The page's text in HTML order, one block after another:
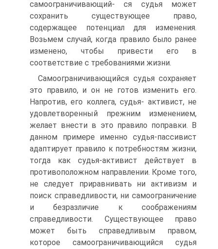
самоограничивающий- ся судья может
сохранить существующее право,
содержащее потенциал для изменения.
Возьмем случай, когда правило было ранее
изменено, чтобы привести его в
соответствие с требованиями жизни.
Самоограничивающийся судья сохраняет
это правило, и он не готов изменить его.
Напротив, его коллега, судья- активист, не
удовлетворенный прежним изменением,
желает внести в это правило поправки. В
данном примере именно судья-пассивист
адаптирует правило к потребностям жизни,
тогда как судья-активист действует в
противоположном направлении. Кроме того,
не следует приравнивать ни активизм и
поиск справедливости, ни самоограничение
и безразличие к соображениям
справедливости. Существующее право
может быть справедливым правом,
которое самоограничивающийся судья